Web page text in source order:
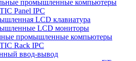
промышленные компьютеры
Panel IPC
LCD клавиатура
LCD мониторы
промышленные компьютеры
Rack IPC
ввод-вывод